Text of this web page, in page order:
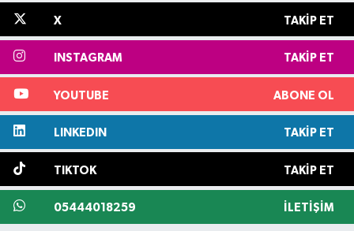
X TAKIP ET
INSTAGRAM TAKIP ET
YOUTUBE ABONE OL
LINKEDIN TAKIP ET
TIKTOK TAKIP ET
05444018259 İLETIŞIM